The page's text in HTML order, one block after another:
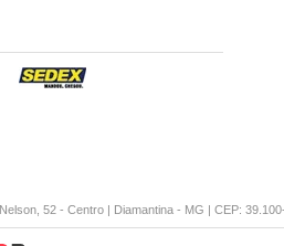
52 - Centro | Diamantina - MG | CEP: